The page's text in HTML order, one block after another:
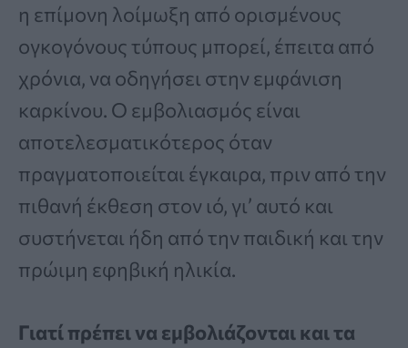
η επίμονη λοίμωξη από ορισμένους
ογκογόνους τύπους μπορεί, έπειτα από
χρόνια, να οδηγήσει στην εμφάνιση
καρκίνου. Ο εμβολιασμός είναι
αποτελεσματικότερος όταν
πραγματοποιείται έγκαιρα, πριν από την
πιθανή έκθεση στον ιό, γι’ αυτό και
συστήνεται ήδη από την παιδική και την
πρώιμη εφηβική ηλικία.
Γιατί πρέπει να εμβολιάζονται και τα